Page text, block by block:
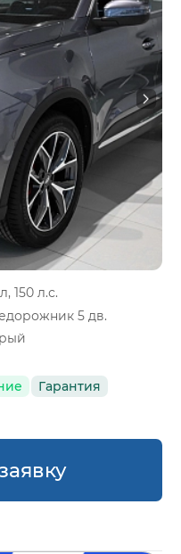
150 л.с.
5 дв.
Гарантия